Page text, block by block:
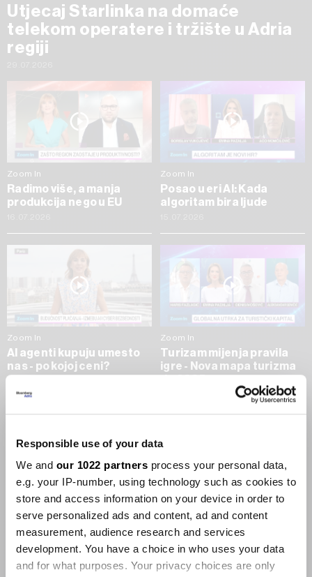
Responsible use of your data
We and our 1022 partners process your personal data,
e.g. your IP-number, using technology such as cookies to
store and access information on your device in order to
serve personalized ads and content, ad and content
measurement, audience research and services
development. You have a choice in who uses your data
and for what purposes. Your privacy choices are only
Utjecaj Starlinka na domaće
telekom operatere i tržište u Adria
regiji
Zoom In
Radimo više, a manja
produkcija nego u EU
Zoom In
Posao u eri AI: Kada
algoritam bira ljude
Zoom In
AI agenti kupuju umesto
nas - po kojoj ceni?
09.07.2026
Zoom In
Turizam mijenja pravila
igre - Nova mapa turizma
do 2035.
Businessweek Adria
Korisnici GLP-1 lijekova mršave,
ekonomija se deblja
29.01.2026